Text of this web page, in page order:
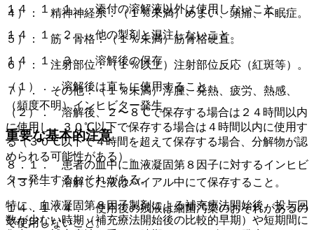
１４．１．１． 添付の溶解液以外は使用しないこと。
１４．１．２． 他の製剤と混注しないこと。
１４．１．３． 溶解後の保存
（１）． 溶解後は直ちに使用すること。
（２）． 溶解後、２〜８℃で保存する場合は２４時間以内
に使用し、３０℃以下で保存する場合は４時間以内に使用す
る（３０℃以下で４時間を超えて保存する場合、分解物が認
められる可能性がある）。
（３）． 溶解した液はバイアル中にて保存すること。
１４．１．４． 使用後の残液は細菌汚染のおそれがあるの
で使用しないこと。
４）． 精神神経系：（１％未満）めまい、頭痛、不眠症。
５）． 筋・骨格：（１％未満）筋骨格硬直。
６）． 注射部位：（１％以上）注射部位反応（紅斑等）。
７）． その他：（１％未満）浮腫、発熱、疲労、熱感、
（頻度不明）インヒビター発生。
重要な基本的注意
８．１． 患者の血中に血液凝固第８因子に対するインヒビ
ター発生するおそれがある。
特に、血液凝固第８因子製剤による補充療法開始後、投与回
数が少ない時期（補充療法開始後の比較的早期）や短期間に